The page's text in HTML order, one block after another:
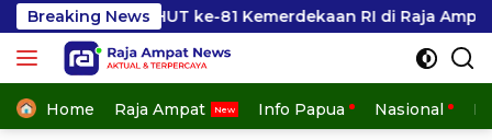
Skip
to
content
Breaking News
ke-81 Kemerdekaan RI di Raja Ampat
Home Raja Ampat Info Papua Nasional